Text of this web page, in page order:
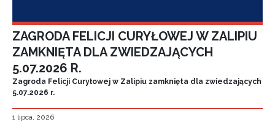
ZAGRODA FELICJI CURYŁOWEJ W ZALIPIU
ZAMKNIĘTA DLA ZWIEDZAJĄCYCH
5.07.2026 R.
Zagroda Felicji Curyłowej w Zalipiu zamknięta dla zwiedzających
5.07.2026 r.
1 lipca, 2026